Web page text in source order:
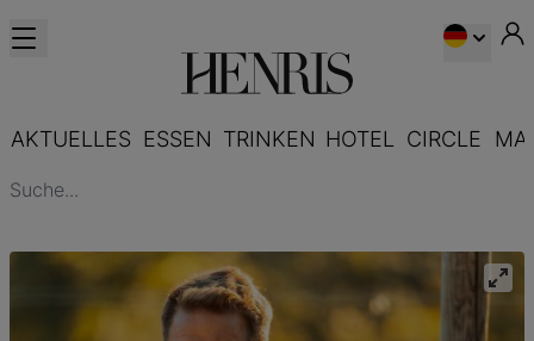
AKTUELLES ESSEN TRINKEN HOTEL CIRCLE